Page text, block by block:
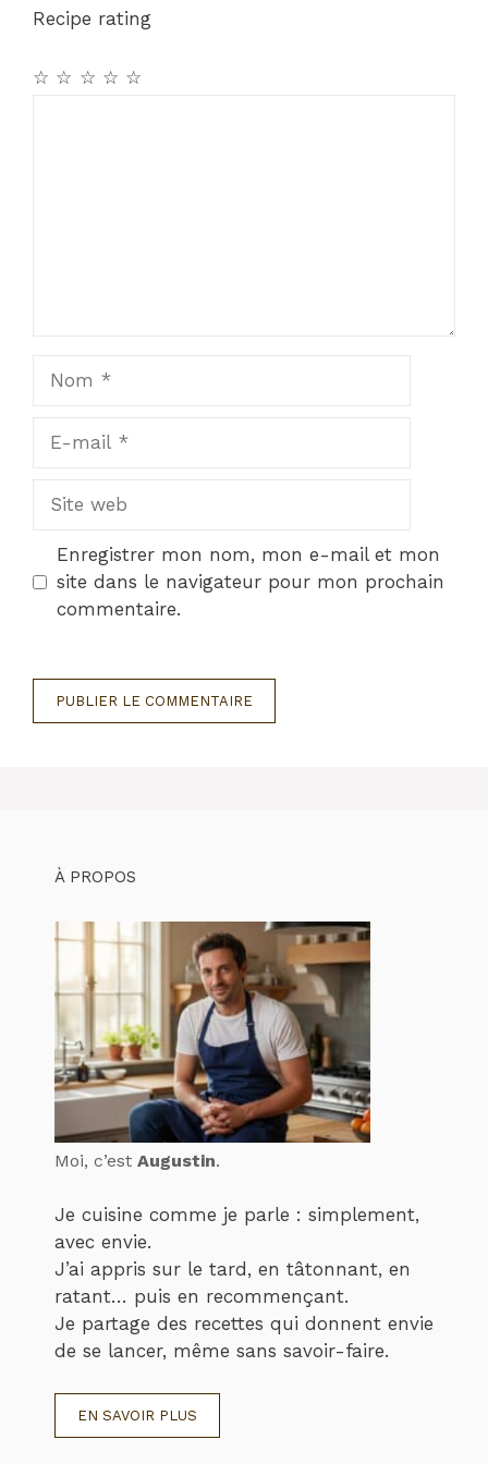
Recipe rating
☆
☆
☆
☆
☆
Site
Enregistrer mon nom, mon e-mail et mon
site dans le navigateur pour mon prochain
commentaire.
À PROPOS
Moi, c’est Augustin.
Je cuisine comme je parle : simplement,
avec envie.
J’ai appris sur le tard, en tâtonnant, en
ratant… puis en recommençant.
Je partage des recettes qui donnent envie
de se lancer, même sans savoir-faire.
EN SAVOIR PLUS